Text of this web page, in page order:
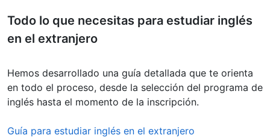
Todo lo que necesitas para estudiar inglés
en el extranjero
Hemos desarrollado una guía detallada que te orienta
en todo el proceso, desde la selección del programa de
inglés hasta el momento de la inscripción.
Guía para estudiar inglés en el extranjero